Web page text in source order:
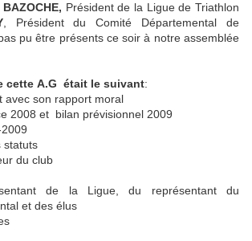
Président de la Ligue de Triathlon
, Président du Comité Départemental de
pu être présents ce soir à notre assemblée
cette A.G était le suivant:
son rapport moral
2008 et bilan prévisionnel 2009
statuts
du club
de la Ligue, du représentant du
et des élus